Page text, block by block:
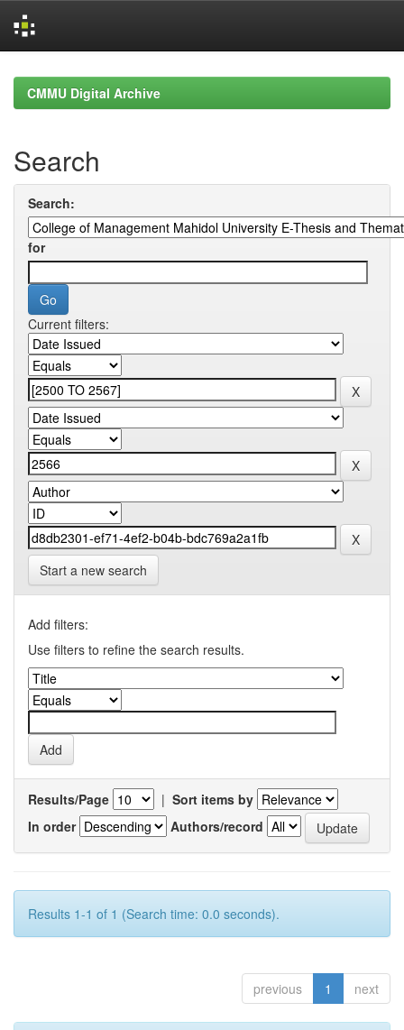
navigationCMMU Digital Archive
Search
Search:
for
Current filters:
Start a new search
Add filters:
Use filters to refine the search results.
Results/Page | Sort items by
In order
Authors/record
Results 1-1 of 1 (Search time: 0.0 seconds).
previous 1 next